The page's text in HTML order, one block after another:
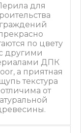
для
по цвету
другими
ДПК
а приятная
текстура
от